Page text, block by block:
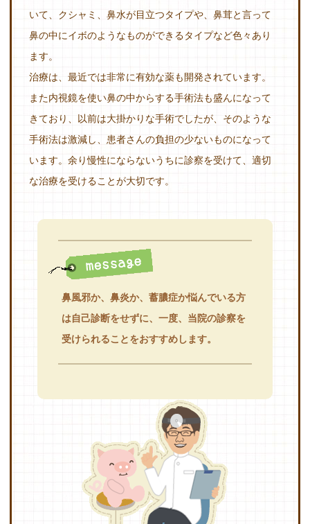
いて、クシャミ、鼻水が目立つタイプや、鼻茸と言って
鼻の中にイボのようなものができるタイプなど色々あり
ます。
治療は、最近では非常に有効な薬も開発されています。
また内視鏡を使い鼻の中からする手術法も盛んになって
きており、以前は大掛かりな手術でしたが、そのような
手術法は激減し、患者さんの負担の少ないものになって
います。余り慢性にならないうちに診察を受けて、適切
な治療を受けることが大切です。
鼻風邪か、鼻炎か、蓄膿症か悩んでいる方
は自己診断をせずに、一度、当院の診察を
受けられることをおすすめします。